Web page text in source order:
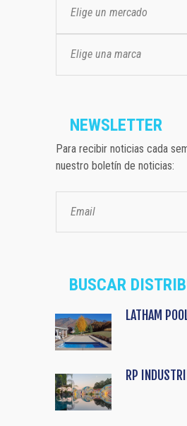
Elige un mercado
Elige una marca
NEWSLETTER
Para recibir noticias cada
nuestro boletín de noticias:
BUSCAR
LATHAM
RP